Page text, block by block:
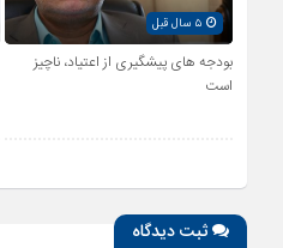
۵ سال قبل
بودجه های پیشگیری از اعتیاد، ناچیز
است
ثبت دیدگاه